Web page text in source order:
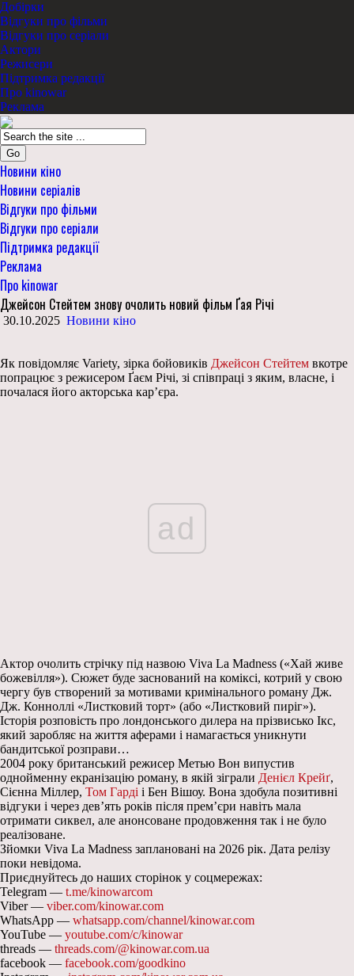
Добірки
Відгуки про фільми
Відгуки про серіали
Актори
Режисери
Підтримка редакції
Про kinowar
Реклама
Go
Новини кіно
Новини серіалів
Відгуки про фільми
Відгуки про серіали
Підтримка редакції
Реклама
Про kinowar
Джейсон Стейтем знову очолить новий фільм Ґая Річі
30.10.2025 Новини кіно
Як повідомляє Variety, зірка бойовиків Джейсон Стейтем вкотре
попрацює з режисером Ґаєм Річі, зі співпраці з яким, власне, і
почалася його акторська кар’єра.
ad
Актор очолить стрічку під назвою Viva La Madness («Хай живе
божевілля»). Сюжет буде заснований на коміксі, котрий у свою
чергу був створений за мотивами кримінального роману Дж.
Дж. Конноллі «Листковий торт» (або «Листковий пиріг»).
Історія розповість про лондонського дилера на прізвисько Ікс,
який заробляє на життя аферами і намагається уникнути
бандитської розправи…
2004 року британський режисер Метью Вон випустив
однойменну екранізацію роману, в якій зіграли Денієл Крейґ,
Сієнна Міллер, Том Гарді і Бен Вішоу. Вона здобула позитивні
відгуки і через дев’ять років після прем’єри навіть мала
отримати сиквел, але анонсоване продовження так і не було
реалізоване.
Зйомки Viva La Madness заплановані на 2026 рік. Дата релізу
поки невідома.
Приєднуйтесь до наших сторінок у соцмережах:
Telegram — t.me/kinowarcom
Viber — viber.com/kinowar.com
WhatsApp — whatsapp.com/channel/kinowar.com
YouTube — youtube.com/c/kinowar
threads — threads.com/@kinowar.com.ua
facebook — facebook.com/goodkino